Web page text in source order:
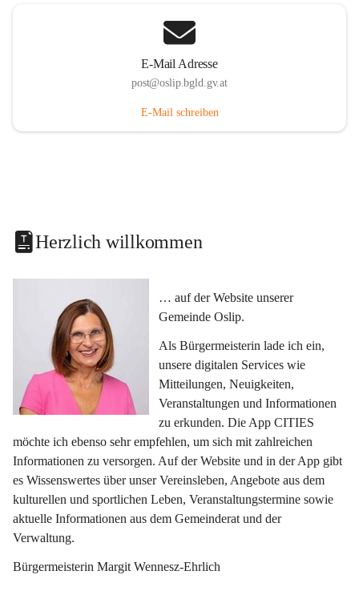
E-Mail Adresse
post@oslip.bgld.gv.at
E-Mail schreiben
Herzlich willkommen
… auf der Website unserer
Gemeinde Oslip.
Als Bürgermeisterin lade ich ein,
unsere digitalen Services wie
Mitteilungen, Neuigkeiten,
Veranstaltungen und Informationen
zu erkunden. Die App CITIES
möchte ich ebenso sehr empfehlen, um sich mit zahlreichen
Informationen zu versorgen. Auf der Website und in der App gibt
es Wissenswertes über unser Vereinsleben, Angebote aus dem
kulturellen und sportlichen Leben, Veranstaltungstermine sowie
aktuelle Informationen aus dem Gemeinderat und der
Verwaltung.
Bürgermeisterin Margit Wennesz-Ehrlich